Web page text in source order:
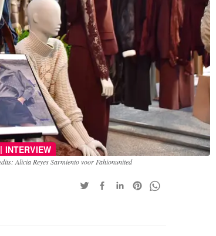
| INTERVIEW
Alicia Reyes Sarmiento voor Fahionunited